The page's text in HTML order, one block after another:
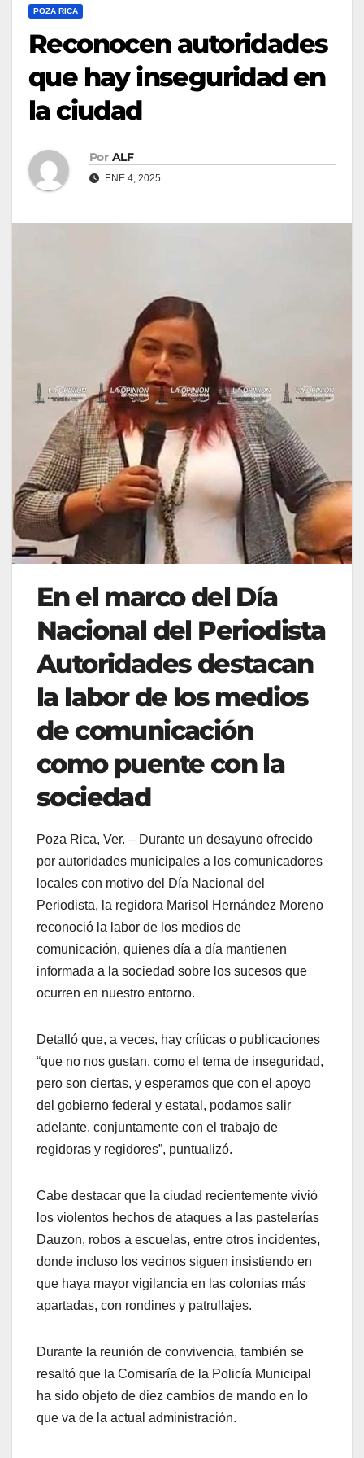
POZA RICA
Reconocen autoridades
que hay inseguridad en
la ciudad
Por ALF
ENE 4, 2025
En el marco del Día
Nacional del Periodista
Autoridades destacan
la labor de los medios
de comunicación
como puente con la
sociedad
Poza Rica, Ver. – Durante un desayuno ofrecido
por autoridades municipales a los comunicadores
locales con motivo del Día Nacional del
Periodista, la regidora Marisol Hernández Moreno
reconoció la labor de los medios de
comunicación, quienes día a día mantienen
informada a la sociedad sobre los sucesos que
ocurren en nuestro entorno.
Detalló que, a veces, hay críticas o publicaciones
“que no nos gustan, como el tema de inseguridad,
pero son ciertas, y esperamos que con el apoyo
del gobierno federal y estatal, podamos salir
adelante, conjuntamente con el trabajo de
regidoras y regidores”, puntualizó.
Cabe destacar que la ciudad recientemente vivió
los violentos hechos de ataques a las pastelerías
Dauzon, robos a escuelas, entre otros incidentes,
donde incluso los vecinos siguen insistiendo en
que haya mayor vigilancia en las colonias más
apartadas, con rondines y patrullajes.
Durante la reunión de convivencia, también se
resaltó que la Comisaría de la Policía Municipal
ha sido objeto de diez cambios de mando en lo
que va de la actual administración.